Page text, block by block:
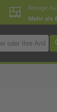
Riesige
Mehr als